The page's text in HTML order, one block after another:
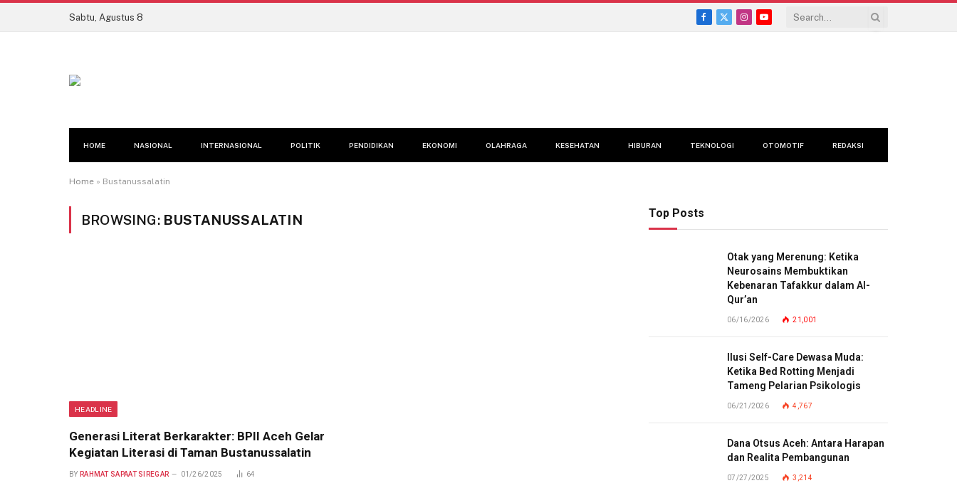
Sabtu, Agustus 8
Facebook
X
InstagramYouTube
HOME NASIONAL INTERNASIONAL POLITIK PENDIDIKAN EKONOMI OLAHRAGA KESEHATAN HIBURAN TEKNOLOGI OTOMOTIF REDAKSI
Home » Bustanussalatin
BROWSING: BUSTANUSSALATIN
HEADLINE
Generasi Literat Berkarakter: BPII Aceh Gelar
Kegiatan Literasi di Taman Bustanussalatin
BY RAHMAT SAPAAT SIREGAR 01/26/2025 64
Top Posts
Otak yang Merenung: Ketika
Neurosains Membuktikan
Kebenaran Tafakkur dalam Al-
Qur’an
06/16/2026 21,001
Ilusi Self-Care Dewasa Muda:
Ketika Bed Rotting Menjadi
Tameng Pelarian Psikologis
06/21/2026 4,767
Dana Otsus Aceh: Antara Harapan
dan Realita Pembangunan
07/27/2025 3,214